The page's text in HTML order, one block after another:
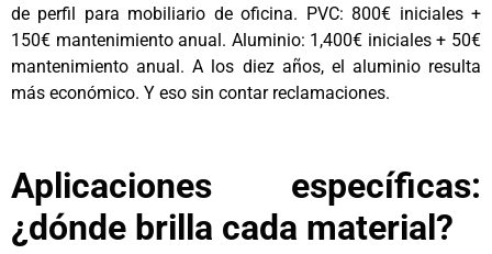
de perfil para mobiliario de oficina. PVC: 800€ iniciales +
150€ mantenimiento anual. Aluminio: 1,400€ iniciales + 50€
mantenimiento anual. A los diez años, el aluminio resulta
más económico. Y eso sin contar reclamaciones.
Aplicaciones específicas:
¿dónde brilla cada material?